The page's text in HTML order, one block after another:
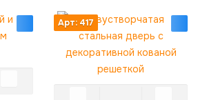
Арт: 417